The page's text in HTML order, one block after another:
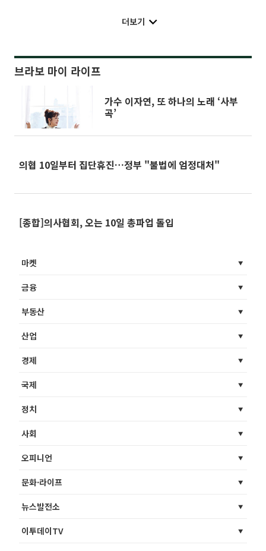
더보기
브라보 마이 라이프
가수 이자연, 또 하나의 노래 ‘사부
곡’
의협 10일부터 집단휴진…정부 "불법에 엄정대처"
[종합]의사협회, 오는 10일 총파업 돌입
마켓
금융
부동산
산업
경제
국제
정치
사회
오피니언
문화·라이프
뉴스발전소
이투데이TV